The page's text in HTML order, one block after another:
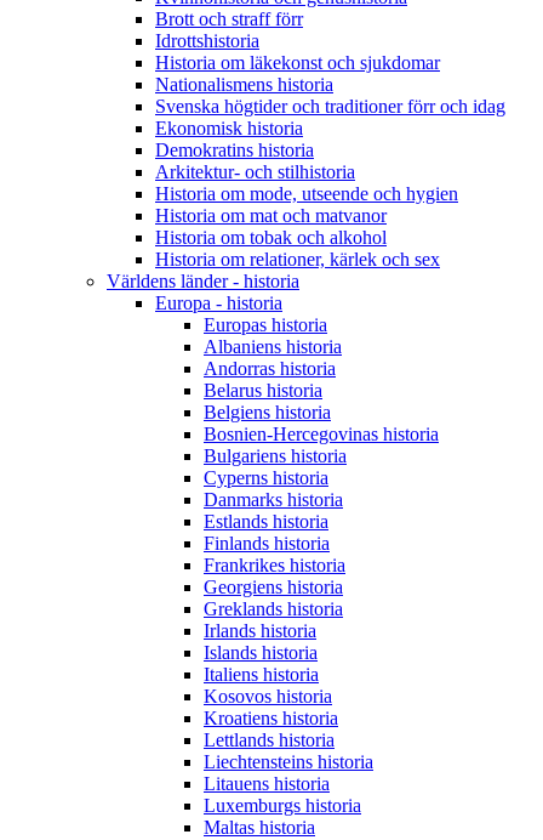
Brott och straff förr
Idrottshistoria
Historia om läkekonst och sjukdomar
Nationalismens historia
Svenska högtider och traditioner förr och idag
Ekonomisk historia
Demokratins historia
Arkitektur- och stilhistoria
Historia om mode, utseende och hygien
Historia om mat och matvanor
Historia om tobak och alkohol
Historia om relationer, kärlek och sex
Världens länder - historia
Europa - historia
Europas historia
Albaniens historia
Andorras historia
Belarus historia
Belgiens historia
Bosnien-Hercegovinas historia
Bulgariens historia
Cyperns historia
Danmarks historia
Estlands historia
Finlands historia
Frankrikes historia
Georgiens historia
Greklands historia
Irlands historia
Islands historia
Italiens historia
Kosovos historia
Kroatiens historia
Lettlands historia
Liechtensteins historia
Litauens historia
Luxemburgs historia
Maltas historia